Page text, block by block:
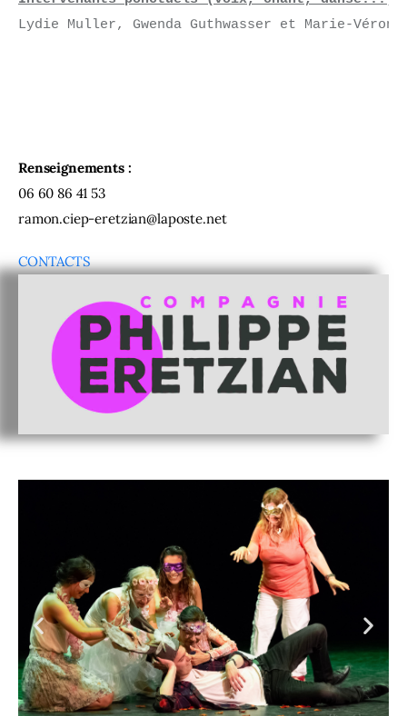
Lydie Muller, Gwenda Guthwasser et Marie-
Renseignements :
06 60 86 41 53
ramon.ciep-eretzian@laposte.net
CONTACTS